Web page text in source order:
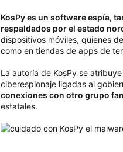
KosPy es un software espía,
respaldados por el estado
dispositivos móviles, quienes
como en tiendas de apps de
La autoría de KosPy se
ciberespionaje ligadas al
conexiones con otro grupo
estatales.